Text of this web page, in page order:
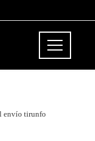
envío tirunfo